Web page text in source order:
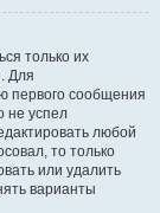
только их
Для
первого сообщения
не успел
любой
то только
или удалить
варианты